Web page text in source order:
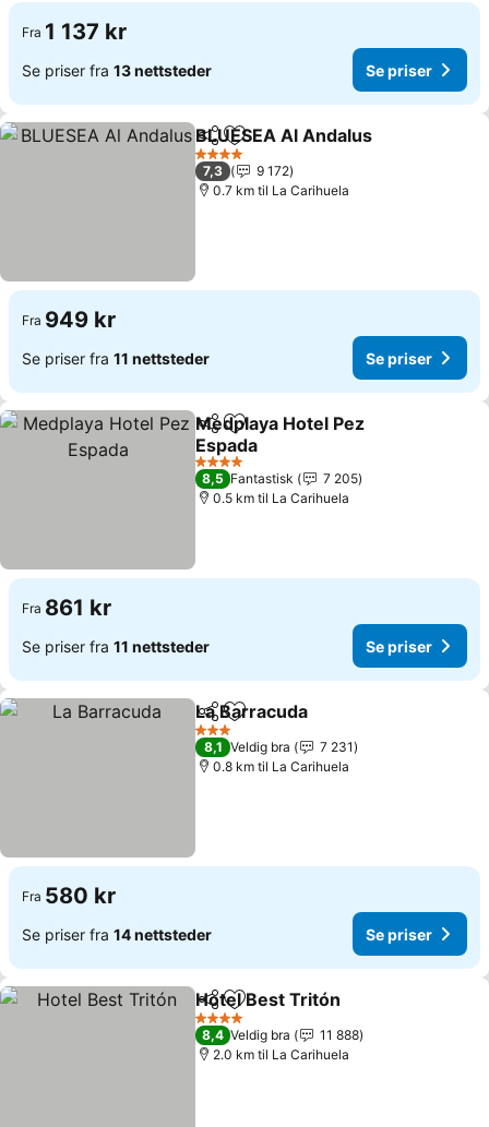
Fra 1 137 kr
Se priser fra 13 nettsteder Se priser
Del Legg til i favoritter
BLUESEA Al Andalus
4 Stjerner
7,3
9 172
0.7 km til La Carihuela
Fra 949 kr
Se priser fra 11 nettsteder Se priser
Del Legg til i favoritter
Medplaya Hotel Pez
Espada
Se priser
4 Stjerner
8,5 Fantastisk
7 205
0.5 km til La Carihuela
Fra 861 kr
Se priser fra 11 nettsteder Se priser
Del Legg til i favoritter
La Barracuda
3 Stjerner
8,1 Veldig bra
7 231
0.8 km til La Carihuela
Fra 580 kr
Se priser fra 14 nettsteder Se priser
Del Legg til i favoritter
Hotel Best Tritón
4 Stjerner
8,4 Veldig bra
11 888
2.0 km til La Carihuela